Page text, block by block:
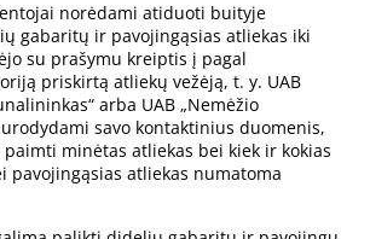
norėdami atiduoti buityje
gabaritų ir pavojingąsias atliekas iki
su prašymu kreiptis į pagal
priskirtą atliekų vežėją, t. y. UAB
arba UAB „Nemėžio
savo kontaktinius duomenis,
minėtas atliekas bei kiek ir kokias
atliekas numatoma